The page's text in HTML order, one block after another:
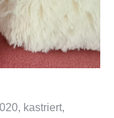
kastriert,